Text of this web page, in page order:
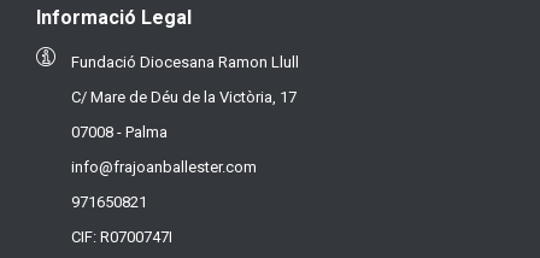
Informació Legal
Fundació Diocesana Ramon Llull
C/ Mare de Déu de la Victòria, 17
07008 - Palma
info@frajoanballester.com
971650821
CIF: R0700747I